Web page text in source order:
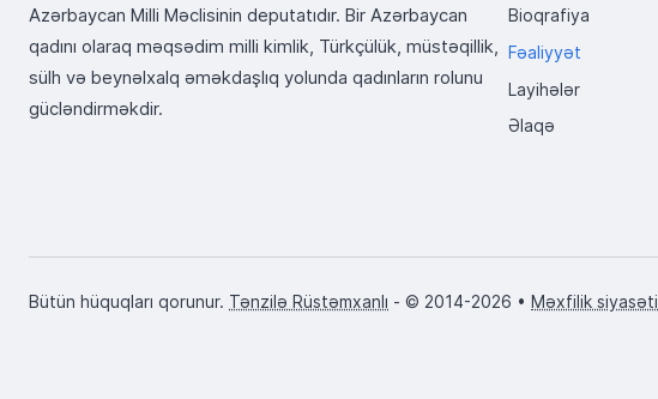
Azərbaycan Milli Məclisinin deputatıdır. Bir Azərbaycan
qadını olaraq məqsədim milli kimlik, Türkçülük, müstəqillik,
sülh və beynəlxalq əməkdaşlıq yolunda qadınların rolunu
gücləndirməkdir.
Bioqrafiya
Fəaliyyət
Layihələr
Əlaqə
Bütün hüquqları qorunur. Tənzilə Rüstəmxanlı - © 2014-2026 • Məxfilik siyasəti